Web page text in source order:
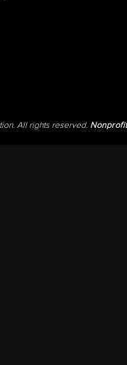
All rights reserved.